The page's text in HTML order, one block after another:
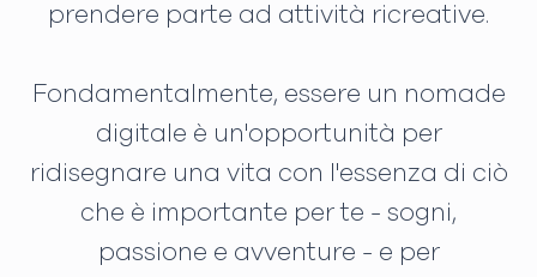
prendere parte ad attività ricreative.
Fondamentalmente, essere un nomade
digitale è un'opportunità per
ridisegnare una vita con l'essenza di ciò
che è importante per te - sogni,
passione e avventure - e per